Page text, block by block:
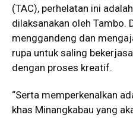
(TAC), perhelatan ini
dilaksanakan oleh Tambo.
menggandeng dan
rupa untuk saling
dengan proses kreatif.
“Serta memperkenalkan
khas Minangkabau yang